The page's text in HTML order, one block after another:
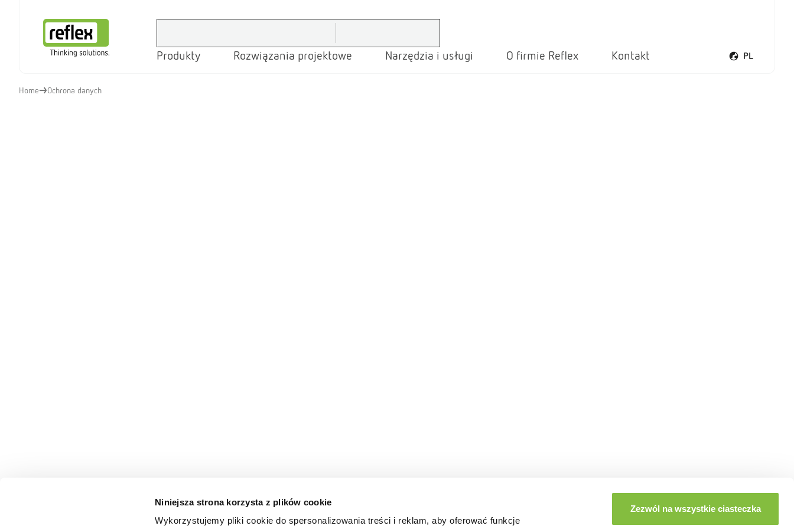
Niniejsza strona korzysta z plików cookie
Wykorzystujemy pliki cookie do spersonalizowania treści i reklam, aby oferować funkcje
Zezwól na wszystkie ciasteczka
Produkty Rozwiązania projektowe Narzędzia i usługi O firmie Reflex Kontakt PL
Otwórz menu
Home Ochrona danych